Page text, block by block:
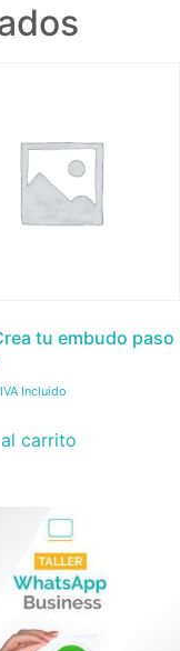
tu embudo paso
IVA Incluido
carrito